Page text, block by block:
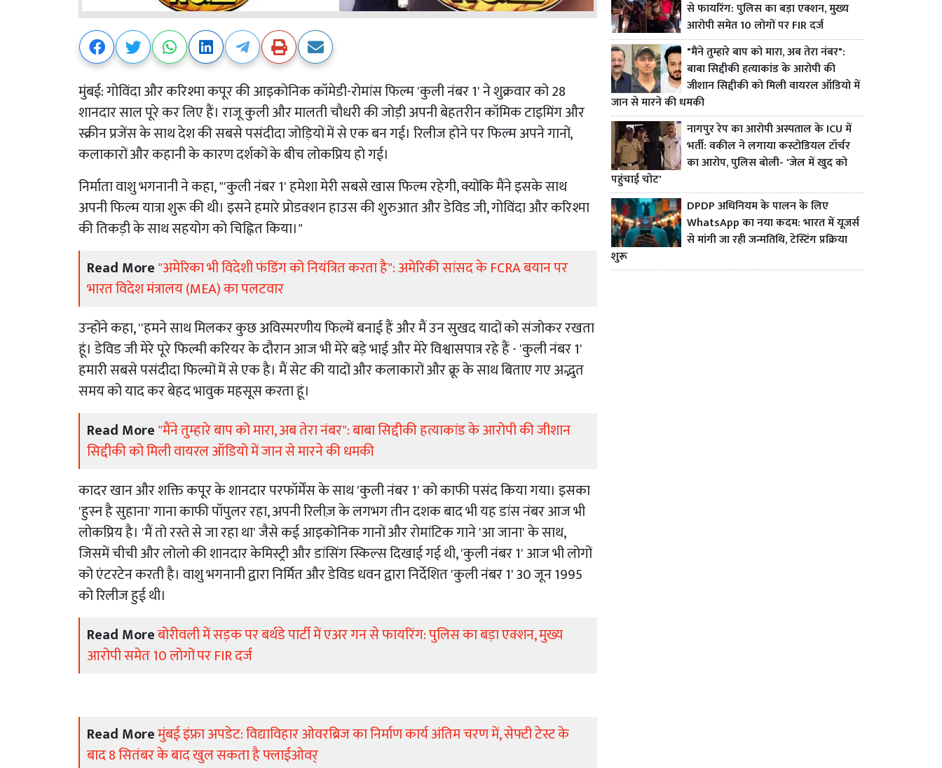
मुंबई: गोविंदा और करिश्मा कपूर की आइकोनिक कॉमेडी-रोमांस फिल्म 'कुली नंबर 1' ने शुक्रवार को 28
शानदार साल पूरे कर लिए हैं। राजू कुली और मालती चौधरी की जोड़ी अपनी बेहतरीन कॉमिक टाइमिंग और
स्क्रीन प्रजेंस के साथ देश की सबसे पसंदीदा जोड़ियों में से एक बन गई। रिलीज होने पर फिल्म अपने गानों,
कलाकारों और कहानी के कारण दर्शकों के बीच लोकप्रिय हो गई।
निर्माता वाशु भगनानी ने कहा, "'कुली नंबर 1' हमेशा मेरी सबसे खास फिल्म रहेगी, क्योंकि मैंने इसके साथ
अपनी फिल्म यात्रा शुरू की थी। इसने हमारे प्रोडक्शन हाउस की शुरुआत और डेविड जी, गोविंदा और करिश्मा
की तिकड़ी के साथ सहयोग को चिह्नित किया।"
Read More"अमेरिका भी विदेशी फंडिंग को नियंत्रित करता है": अमेरिकी सांसद के FCRA बयान पर
भारत विदेश मंत्रालय (MEA) का पलटवार
उन्होंने कहा, ''हमने साथ मिलकर कुछ अविस्मरणीय फिल्में बनाई हैं और मैं उन सुखद यादों को संजोकर रखता
हूं। डेविड जी मेरे पूरे फिल्मी करियर के दौरान आज भी मेरे बड़े भाई और मेरे विश्वासपात्र रहे हैं - 'कुली नंबर 1'
हमारी सबसे पसंदीदा फिल्मों में से एक है। मैं सेट की यादों और कलाकारों और क्रू के साथ बिताए गए अद्भुत
समय को याद कर बेहद भावुक महसूस करता हूं।
Read More"मैंने तुम्हारे बाप को मारा, अब तेरा नंबर": बाबा सिद्दीकी हत्याकांड के आरोपी की जीशान
सिद्दीकी को मिली वायरल ऑडियो में जान से मारने की धमकी
कादर खान और शक्ति कपूर के शानदार परफॉर्मेंस के साथ 'कुली नंबर 1' को काफी पसंद किया गया। इसका
'हुस्न है सुहाना' गाना काफी पॉपुलर रहा, अपनी रिलीज़ के लगभग तीन दशक बाद भी यह डांस नंबर आज भी
लोकप्रिय है। 'मैं तो रस्ते से जा रहा था' जैसे कई आइकोनिक गानों और रोमांटिक गाने 'आ जाना' के साथ,
जिसमें चीची और लोलो की शानदार केमिस्ट्री और डांसिंग स्किल्स दिखाई गई थी, 'कुली नंबर 1' आज भी लोगों
को एंटरटेन करती है। वाशु भगनानी द्वारा निर्मित और डेविड धवन द्वारा निर्देशित 'कुली नंबर 1' 30 जून 1995
को रिलीज हुई थी।
Read Moreबोरीवली में सड़क पर बर्थडे पार्टी में एअर गन से फायरिंग: पुलिस का बड़ा एक्शन, मुख्य
आरोपी समेत 10 लोगों पर FIR दर्ज
Read Moreमुंबई इंफ्रा अपडेट: विद्याविहार ओवरब्रिज का निर्माण कार्य अंतिम चरण में, सेफ्टी टेस्ट के
बाद 8 सितंबर के बाद खुल सकता है फ्लाईओवर्
से फायरिंग: पुलिस का बड़ा एक्शन, मुख्य
आरोपी समेत 10 लोगों पर FIR दर्ज
"मैंने तुम्हारे बाप को मारा, अब तेरा नंबर":
बाबा सिद्दीकी हत्याकांड के आरोपी की
जीशान सिद्दीकी को मिली वायरल ऑडियो में
जान से मारने की धमकी
नागपुर रेप का आरोपी अस्पताल के ICU में
भर्ती: वकील ने लगाया कस्टोडियल टॉर्चर
का आरोप, पुलिस बोली- 'जेल में खुद को
पहुंचाई चोट'
DPDP अधिनियम के पालन के लिए
WhatsApp का नया कदम: भारत में यूजर्स
से मांगी जा रही जन्मतिथि, टेस्टिंग प्रक्रिया
शुरू